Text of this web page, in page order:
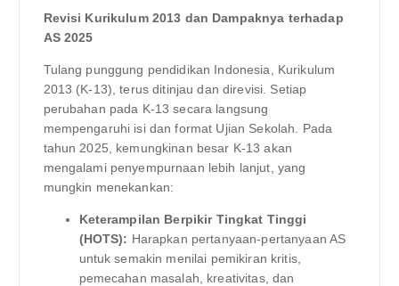
Revisi Kurikulum 2013 dan Dampaknya terhadap
AS 2025
Tulang punggung pendidikan Indonesia, Kurikulum
2013 (K-13), terus ditinjau dan direvisi. Setiap
perubahan pada K-13 secara langsung
mempengaruhi isi dan format Ujian Sekolah. Pada
tahun 2025, kemungkinan besar K-13 akan
mengalami penyempurnaan lebih lanjut, yang
mungkin menekankan:
Keterampilan Berpikir Tingkat Tinggi
(HOTS): Harapkan pertanyaan-pertanyaan AS
untuk semakin menilai pemikiran kritis,
pemecahan masalah, kreativitas, dan